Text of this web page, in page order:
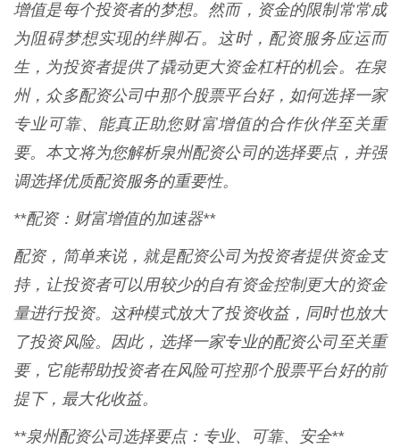
增值是每个投资者的梦想。然而，资金的限制常常成
为阻碍梦想实现的绊脚石。这时，配资服务应运而
生，为投资者提供了撬动更大资金杠杆的机会。在泉
州，众多配资公司中那个股票平台好，如何选择一家
专业可靠、能真正助您财富增值的合作伙伴至关重
要。本文将为您解析泉州配资公司的选择要点，并强
调选择优质配资服务的重要性。
**配资：财富增值的加速器**
配资，简单来说，就是配资公司为投资者提供资金支
持，让投资者可以用较少的自有资金控制更大的资金
量进行投资。这种模式放大了投资收益，同时也放大
了投资风险。因此，选择一家专业的配资公司至关重
要，它能帮助投资者在风险可控那个股票平台好的前
提下，最大化收益。
**泉州配资公司选择要点：专业、可靠、安全**